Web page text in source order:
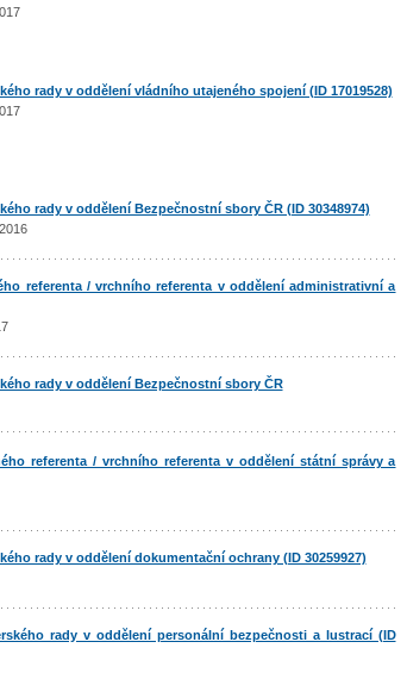
rady v oddělení vládního utajeného spojení (ID 17019528)
rady v oddělení Bezpečnostní sbory ČR (ID 30348974)
referenta / vrchního referenta v oddělení administrativní a
rady v oddělení Bezpečnostní sbory ČR
referenta / vrchního referenta v oddělení státní správy a
rady v oddělení dokumentační ochrany (ID 30259927)
rady v oddělení personální bezpečnosti a lustrací (ID